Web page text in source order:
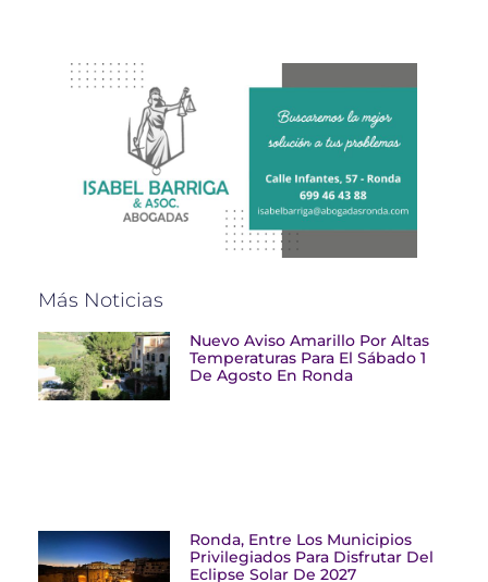
Más Noticias
Nuevo Aviso Amarillo Por Altas
Temperaturas Para El Sábado 1
De Agosto En Ronda
Ronda, Entre Los Municipios
Privilegiados Para Disfrutar Del
Eclipse Solar De 2027